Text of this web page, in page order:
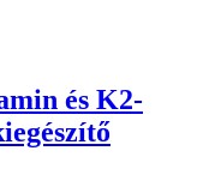
és K2-